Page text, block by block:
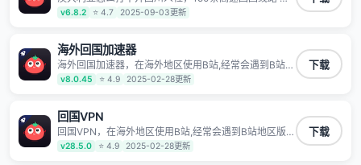
有高速中转节点 无需注册 一键连接 提供高速线路 应用
内直达视频音乐app,快人一步 应用模式 App互不干扰 不
数据不泄露 阻止第三方对数据进行窃取和监听
v6.8.2 ⭐ 4.7 2025-09-03更新
海外回国加速器
海外回国加速器，在海外地区使用B站,经常会遇到B站地
区版权限制/网络IP屏蔽,缓冲卡顿等问题,使用我们的哔
哩哔哩专用回国VPN,可加速解决各类网络问题,一键网络
7*24小时服务。
v8.0.45 ⭐ 4.9 2025-02-28更新
下载
回国VPN
回国VPN，在海外地区使用B站,经常会遇到B站地区版权
限制/网络IP屏蔽,缓冲卡顿等问题,使用我们的哔哩哔哩
专用回国VPN,可加速解决各类网络问题,一键网络回国,
v28.5.0 ⭐ 4.9 2025-02-28更新
下载